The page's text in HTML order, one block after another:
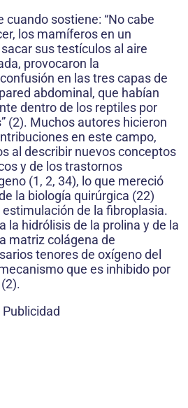
cuando sostiene: “No cabe
los mamíferos en un
sus testículos al aire
provocaron la
en las tres capas de
abdominal, que habían
dentro de los reptiles por
(2). Muchos autores hicieron
en este campo,
al describir nuevos conceptos
y de los trastornos
(1, 2, 34), lo que mereció
la biología quirúrgica (22)
de la fibroplasia.
la hidrólisis de la prolina y de la
matriz colágena de
tenores de oxígeno del
que es inhibido por
Publicidad